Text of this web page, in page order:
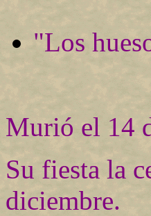
"Los
Murió el 14
Su fiesta la
diciembre.